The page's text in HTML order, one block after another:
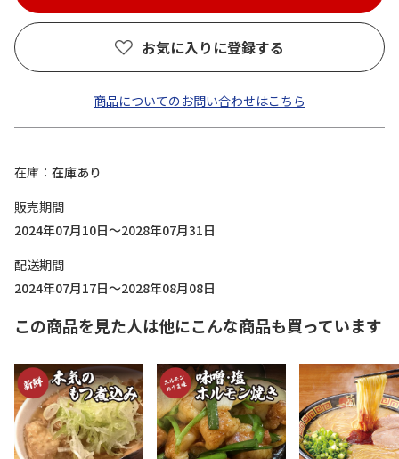
お気に入りに登録する
商品についてのお問い合わせはこちら
在庫
在庫あり
販売期間
2024年07月10日～2028年07月31日
配送期間
2024年07月17日～2028年08月08日
この商品を見た人は他にこんな商品も買っています